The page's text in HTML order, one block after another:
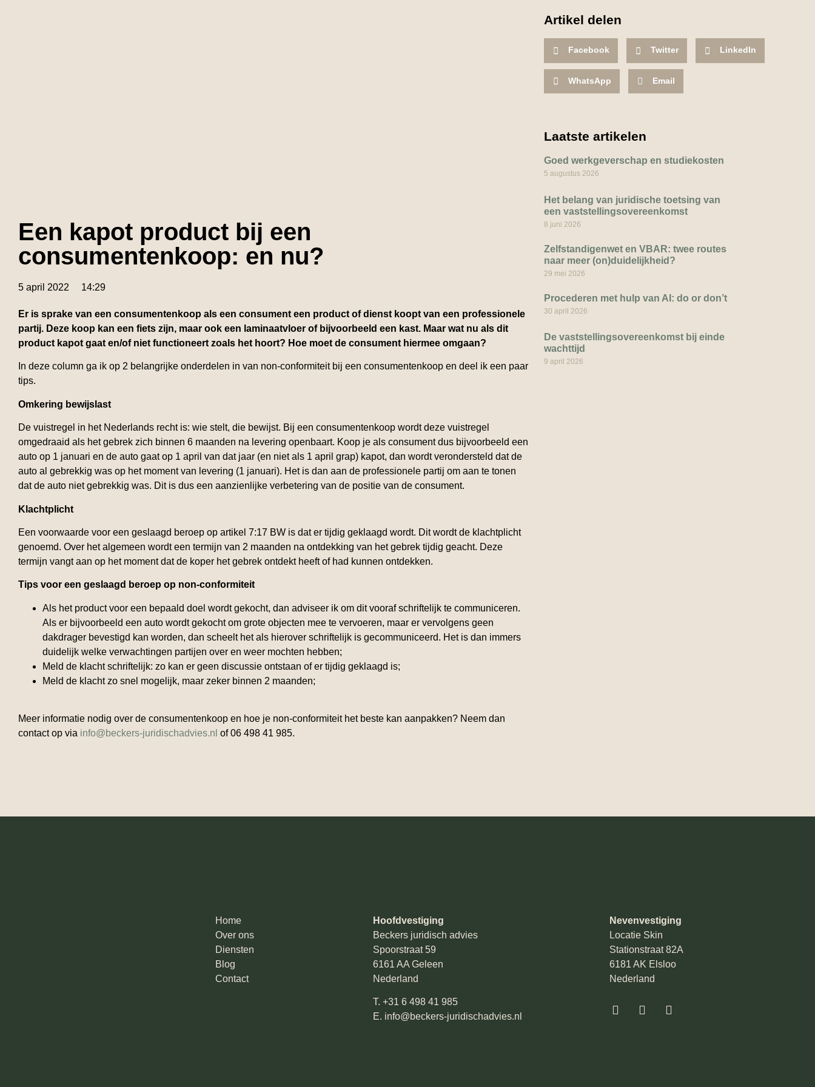
Een kapot product bij een
consumentenkoop: en nu?
5 april 2022 14:29
Er is sprake van een consumentenkoop als een consument een product of dienst koopt van een professionele
partij. Deze koop kan een fiets zijn, maar ook een laminaatvloer of bijvoorbeeld een kast. Maar wat nu als dit
product kapot gaat en/of niet functioneert zoals het hoort? Hoe moet de consument hiermee omgaan?
In deze column ga ik op 2 belangrijke onderdelen in van non-conformiteit bij een consumentenkoop en deel ik een paar
tips.
Omkering bewijslast
De vuistregel in het Nederlands recht is: wie stelt, die bewijst. Bij een consumentenkoop wordt deze vuistregel
omgedraaid als het gebrek zich binnen 6 maanden na levering openbaart. Koop je als consument dus bijvoorbeeld een
auto op 1 januari en de auto gaat op 1 april van dat jaar (en niet als 1 april grap) kapot, dan wordt verondersteld dat de
auto al gebrekkig was op het moment van levering (1 januari). Het is dan aan de professionele partij om aan te tonen
dat de auto nietgebrekkig was. Dit is dus een aanzienlijke verbetering van de positie van de consument.
Klachtplicht
Een voorwaarde voor een geslaagd beroep op artikel 7:17 BW is dat er tijdig geklaagd wordt. Dit wordt de klachtplicht
genoemd. Over het algemeen wordt een termijn van 2 maanden na ontdekking van het gebrek tijdig geacht. Deze
termijn vangt aan op het moment dat de koper het gebrek ontdekt heeft of had kunnen ontdekken.
Tips voor een geslaagd beroep op non-conformiteit
Als het product voor een bepaald doel wordt gekocht, dan adviseer ik om dit vooraf schriftelijk te communiceren.
Als er bijvoorbeeld een auto wordt gekocht om grote objecten mee te vervoeren, maar er vervolgens geen
dakdrager bevestigd kan worden, dan scheelt het als hierover schriftelijk is gecommuniceerd. Het is dan immers
duidelijk welke verwachtingen partijen over en weer mochten hebben;
Meld de klacht schriftelijk: zo kan er geen discussie ontstaan of er tijdig geklaagd is;
Meld de klacht zo snel mogelijk, maar zeker binnen 2 maanden;
Meer informatie nodig over de consumentenkoop en hoe je non-conformiteit het beste kan aanpakken? Neem dan
contact op via info@beckers-juridischadvies.nl of 06 498 41 985.
Artikel delen
Facebook Twitter LinkedIn
WhatsApp Email
Laatste artikelen
Goed werkgeverschap en studiekosten
5 augustus 2026
Het belang van juridische toetsing van
een vaststellingsovereenkomst
8 juni 2026
Zelfstandigenwet en VBAR: twee routes
naar meer (on)duidelijkheid?
29 mei 2026
Procederen met hulp van AI: do or don’t
30 april 2026
De vaststellingsovereenkomst bij einde
wachttijd
9 april 2026
Home
Over ons
Diensten
Blog
Contact
Hoofdvestiging
Beckers juridisch advies
Spoorstraat 59
6161 AA Geleen
Nederland
T. +31 6 498 41 985
E. info@beckers-juridischadvies.nl
Nevenvestiging
Locatie Skin
Stationstraat 82A
6181 AK Elsloo
Nederland